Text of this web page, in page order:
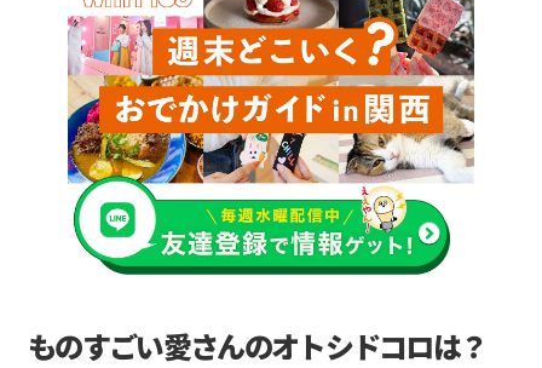
ものすごい愛さんのオトシドコロは？